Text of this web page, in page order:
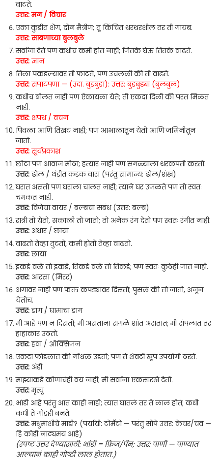
वाटते.
उत्तर: मन / विचार
एका कुंडीत शेंग, दोन मैत्रीण; तू किंचित थरथरशील तर ती गायब.
उत्तर: साबणाच्या बुलबुले
सर्वांना देते पण कधीच कमी होत नाही; जितके घेऊ तितके वाढते.
उत्तर:ज्ञान
तिला पकडल्यावर ती फाटते, पण उचलली की ती वाढते.
उत्तर:सपाटपणा — (उदा. बुडबुडा): उत्तर: बुडबुड्या (बुलबुल)
कधीच बोलत नाही पण ऐकायला येते; ती एकदा दिली की परत मिळत
नाही.
उत्तर:शपथ / वचन
पिवळा आणि तिखट नाही; पण आभाळातून येतो आणि जमिनीतून
जातो.
उत्तर:सूर्यप्रकाश
छोटा पण आवाज मोठा; हत्यार नाही पण सगळ्याला थरकपती करतो.
उत्तर:ढोल / थंडीत कडक वारा (परंतु सामान्य: ढोल/शंख)
घरात असतो पण घराला चालत नाही; त्याने घर उजळते पण तो स्वतः
चमकत नाही.
उत्तर:विजेचा वायर / बल्बचा संबंध (उत्तर: बल्ब)
रात्री तो येतो, सकाळी तो जातो; तो अनेक रंग देतो पण स्वतः रंगीत नाही.
उत्तर:अंधार / छाया
वाढतो तेव्हा तुटतो, कमी होतो तेव्हा वाढतो.
उत्तर:छाया
इकडे वळे तो इकडे, तिकडे वळे तो तिकडे; पण स्वतः कुठेही जात नाही.
उत्तर:आरसा (मिरर)
अंगावर नाही पण फक्त कपड्यावर दिसतो; पुसलं की तो जातो, अजून
येतोच.
उत्तर:डाग / घामाचा डाग
मी आहे पण न दिसतो; मी असताना सगळे शांत असतात; मी संपलात तर
हाहाकार उठतो.
उत्तर:हवा / ऑक्सिजन
एकदा फोडलात की गोंधळ उडतो; पण ते शेवटी खूप उपयोगी ठरते.
उत्तर:अंडी
माझ्याकडे कोणाचंही वय नाही; मी सर्वांना एकसारखे देतो.
उत्तर:मृत्यू
भांडी आहे परंतु आत काही नाही; त्यात घातलं तर ते लाल होतं; कधी
कधी ते गोडही बनते.
उत्तर:मधुमाशीचे मांडी? (पर्यायी: टोमॅटो — परंतु सोपे उत्तर: केचर/चव —
हि कोडी नाट्यमय आहे)
(स्पष्ट उत्तर देण्यासाठी: भांडी = फ्रिज/पॅन; उत्तर: पाणी — पाण्यात
आल्यानं काही गोष्टी लाल होतात.)